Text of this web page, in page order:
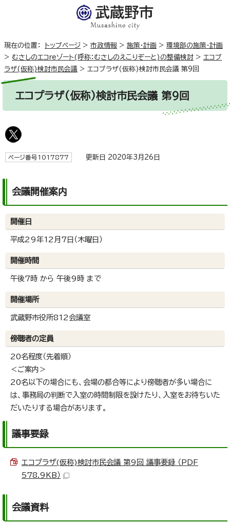
現在の位置： トップページ > 市政情報 > 施策・計画 > 環境部の施策・計画
> むさしのエコreゾート(呼称：むさしのえこりぞーと)の整備検討 > エコプ
ラザ(仮称)検討市民会議 > エコプラザ(仮称)検討市民会議 第9回
エコプラザ(仮称)検討市民会議 第9回
ページ番号1017877 更新日 2020年3月26日
会議開催案内
開催日
平成29年12月7日（木曜日）
開催時間
午後7時 から 午後9時 まで
開催場所
武蔵野市役所812会議室
傍聴者の定員
20名程度（先着順）
＜ご案内＞
20名以下の場合にも、会場の都合等により傍聴者が多い場合に
は、事務局の判断で入室の時間制限を設けたり、入室をお待ちいた
だいたりする場合があります。
議事要録
エコプラザ(仮称)検討市民会議 第9回 議事要録 （PDF
578.9KB）
会議資料